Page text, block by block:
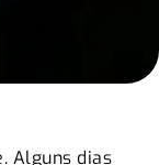
Alguns dias